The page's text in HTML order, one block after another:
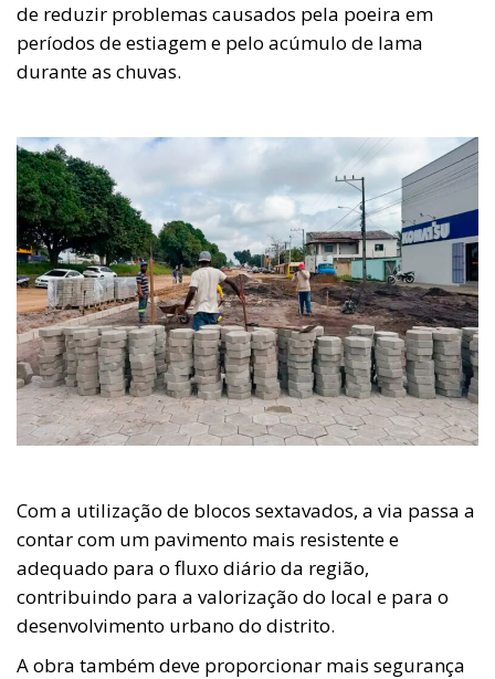
de reduzir problemas causados pela poeira em
períodos de estiagem e pelo acúmulo de lama
durante as chuvas.
Com a utilização de blocos sextavados, a via passa a
contar com um pavimento mais resistente e
adequado para o fluxo diário da região,
contribuindo para a valorização do local e para o
desenvolvimento urbano do distrito.
A obra também deve proporcionar mais segurança